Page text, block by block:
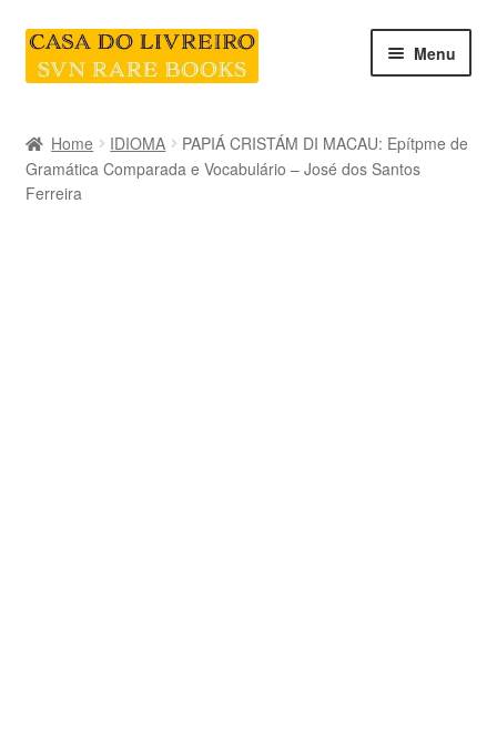
Skip
to
Skip
to
Menu
CATEGORIAS E COLEÇÕES
Home IDIOMA
PAPIÁ CRISTÁM DI MACAU: Epítpme de
Gramática Comparada e Vocabulário – José dos Santos
Ferreira